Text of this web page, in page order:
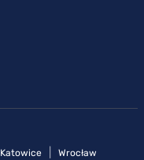
Katowice Wrocław